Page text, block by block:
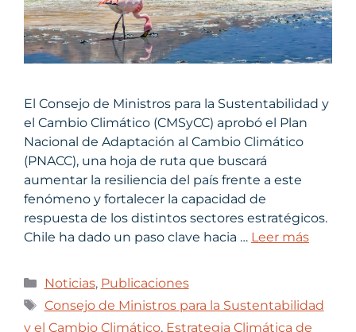
El Consejo de Ministros para la Sustentabilidad y
el Cambio Climático (CMSyCC) aprobó el Plan
Nacional de Adaptación al Cambio Climático
(PNACC), una hoja de ruta que buscará
aumentar la resiliencia del país frente a este
fenómeno y fortalecer la capacidad de
respuesta de los distintos sectores estratégicos.
Chile ha dado un paso clave hacia … Leer más
Noticias, Publicaciones
Consejo de Ministros para la Sustentabilidad
y el Cambio Climático, Estrategia Climática de